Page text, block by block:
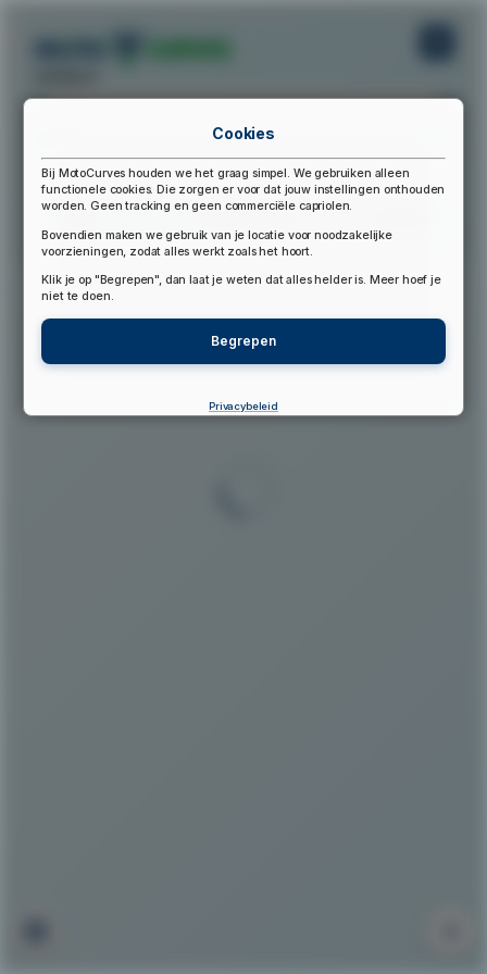
▲
Cookies
Bij MotoCurves houden we het graag simpel. We gebruiken alleen
functionele cookies. Die zorgen er voor dat jouw instellingen onthouden
worden. Geen tracking en geen commerciële capriolen.
Bovendien maken we gebruik van je locatie voor noodzakelijke
voorzieningen, zodat alles werkt zoals het hoort.
Klik je op "Begrepen", dan laat je weten dat alles helder is. Meer hoef je
niet te doen.
Begrepen
Privacybeleid